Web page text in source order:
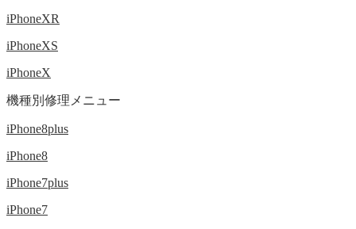
iPhoneXR
iPhoneXS
iPhoneX
機種別修理メニュー
iPhone8plus
iPhone8
iPhone7plus
iPhone7